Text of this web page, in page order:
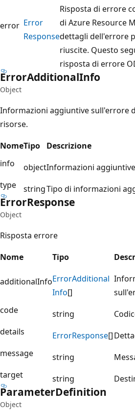
error Error
Response
Risposta di errore
di Azure Resource
dettagli dell'errore
riuscite. Questo
risposta di errore
ErrorAdditionalInfo
Object
Informazioni aggiuntive sull'errore
risorse.
NomeTipo
Descrizione
info
objectInformazioni
type
stringTipo di informazioni
ErrorResponse
Object
Risposta errore
Nome
Tipo
additionalInfoErrorAdditional
Info[]
code
string
details
ErrorResponse[]
message
string
target
string
ParameterDefinition
Object